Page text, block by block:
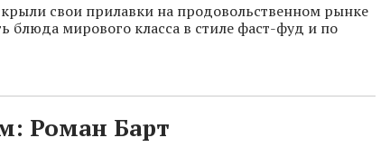
свои прилавки на продовольственном рынке
блюда мирового класса в стиле фаст-фуд и по
Роман Барт